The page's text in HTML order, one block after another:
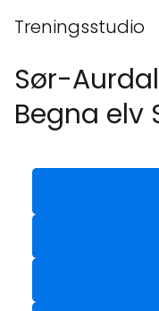
Treningsstudio
Sør-
Begna elv